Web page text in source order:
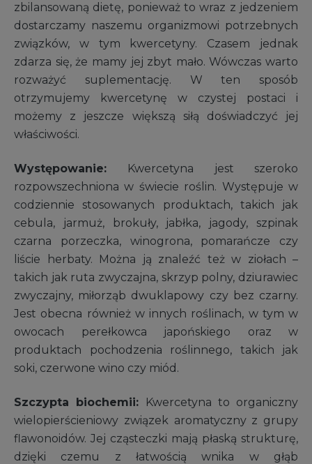
zbilansowaną dietę, ponieważ to wraz z jedzeniem
dostarczamy naszemu organizmowi potrzebnych
związków, w tym kwercetyny. Czasem jednak
zdarza się, że mamy jej zbyt mało. Wówczas warto
rozważyć suplementację. W ten sposób
otrzymujemy kwercetynę w czystej postaci i
możemy z jeszcze większą siłą doświadczyć jej
właściwości.
Występowanie: Kwercetyna jest szeroko
rozpowszechniona w świecie roślin. Występuje w
codziennie stosowanych produktach, takich jak
cebula, jarmuż, brokuły, jabłka, jagody, szpinak
czarna porzeczka, winogrona, pomarańcze czy
liście herbaty. Można ją znaleźć też w ziołach –
takich jak ruta zwyczajna, skrzyp polny, dziurawiec
zwyczajny, miłorząb dwuklapowy czy bez czarny.
Jest obecna również w innych roślinach, w tym w
owocach perełkowca japońskiego oraz w
produktach pochodzenia roślinnego, takich jak
soki, czerwone wino czy miód.
Szczypta biochemii:
Kwercetyna to organiczny
wielopierścieniowy związek aromatyczny z grupy
flawonoidów. Jej cząsteczki mają płaską strukturę,
dzięki czemu z łatwością wnika w głąb